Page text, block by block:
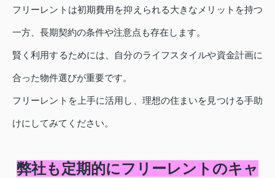
フリーレントは初期費用を抑えられる大きなメリットを持つ
一方、長期契約の条件や注意点も存在します。
賢く利用するためには、自分のライフスタイルや資金計画に
合った物件選びが重要です。
フリーレントを上手に活用し、理想の住まいを見つける手助
けにしてみてください。
弊社も定期的にフリーレントのキャ